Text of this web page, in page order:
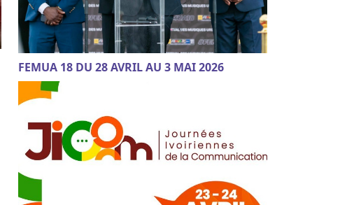
FEMUA 18 DU 28 AVRIL AU 3 MAI 2026